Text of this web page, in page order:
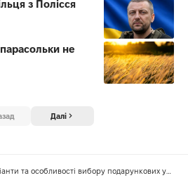
з Полісся
не
Далі
та особливості вибору подарункових упаковок